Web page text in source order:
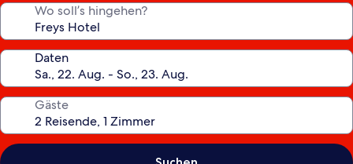
Wo soll’s hingehen?
Daten
Gäste